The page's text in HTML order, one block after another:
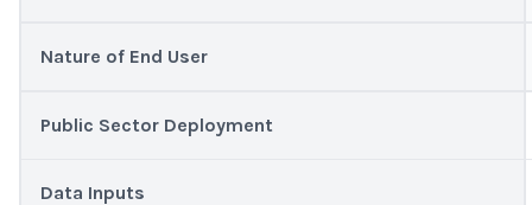
Nature of End User
Public Sector Deployment
Data Inputs